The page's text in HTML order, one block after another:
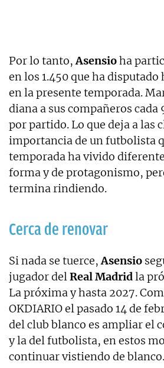
Por lo tanto,Asensioha
en los 1.450 que ha
en la presente temporada.
diana a sus compañeros
por partido. Lo que deja a las
importancia de un futbolista
temporada ha vivido
forma y de protagonismo,
termina rindiendo.
Cerca de renovar
Si nada se tuerce,Asensio
jugador delReal Madridla
La próxima y hasta 2027.
OKDIARIO el pasado 14 de
del club blanco es ampliar el
y la del futbolista, en estos
continuar vistiendo de blanco.